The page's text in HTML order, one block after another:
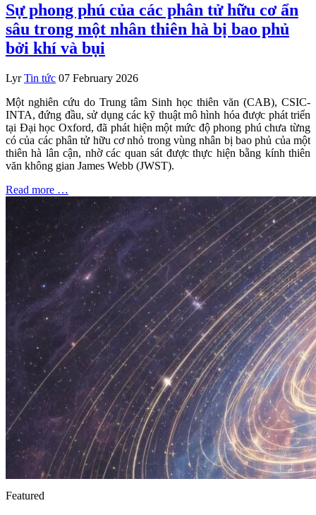
Sự phong phú của các phân tử hữu cơ ẩn
sâu trong một nhân thiên hà bị bao phủ
bởi khí và bụi
Lyr Tin tức 07 February 2026
Một nghiên cứu do Trung tâm Sinh học thiên văn (CAB), CSIC-
INTA, đứng đầu, sử dụng các kỹ thuật mô hình hóa được phát triển
tại Đại học Oxford, đã phát hiện một mức độ phong phú chưa từng
có của các phân tử hữu cơ nhỏ trong vùng nhân bị bao phủ của một
thiên hà lân cận, nhờ các quan sát được thực hiện bằng kính thiên
văn không gian James Webb (JWST).
Read more …
Featured